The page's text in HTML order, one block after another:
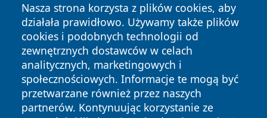
Nasza strona korzysta z plików cookies, aby
działała prawidłowo. Używamy także plików
cookies i podobnych technologii od
zewnętrznych dostawców w celach
analitycznych, marketingowych i
społecznościowych. Informacje te mogą być
przetwarzane również przez naszych
partnerów. Kontynuując korzystanie ze
Copyright © 2026 wostrowcu.pl Wszystkie prawa zastrzeżone.